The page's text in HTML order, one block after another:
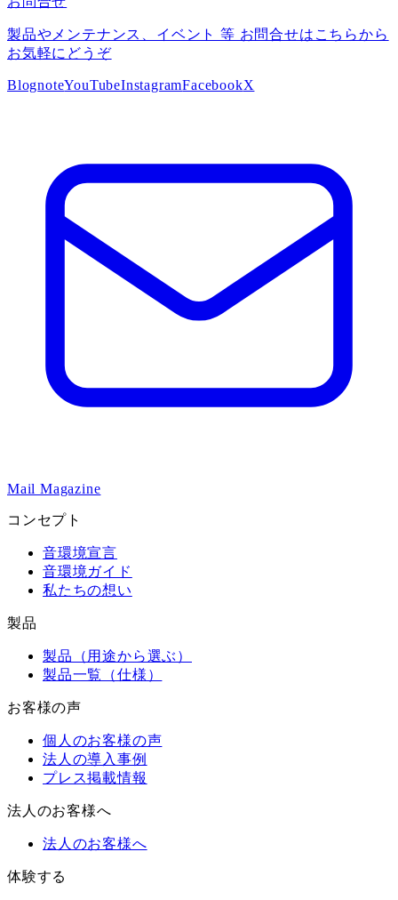
製品やメンテナンス、イベント 等 お問合せはこちらから
お気軽にどうぞ
BlognoteYouTubeInstagramFacebookX
Mail Magazine
コンセプト
音環境宣言
音環境ガイド
私たちの想い
製品
製品（用途から選ぶ）
製品一覧（仕様）
お客様の声
個人のお客様の声
法人の導入事例
プレス掲載情報
法人のお客様へ
法人のお客様へ
体験する